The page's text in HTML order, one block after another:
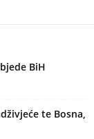
BiH
te Bosna,